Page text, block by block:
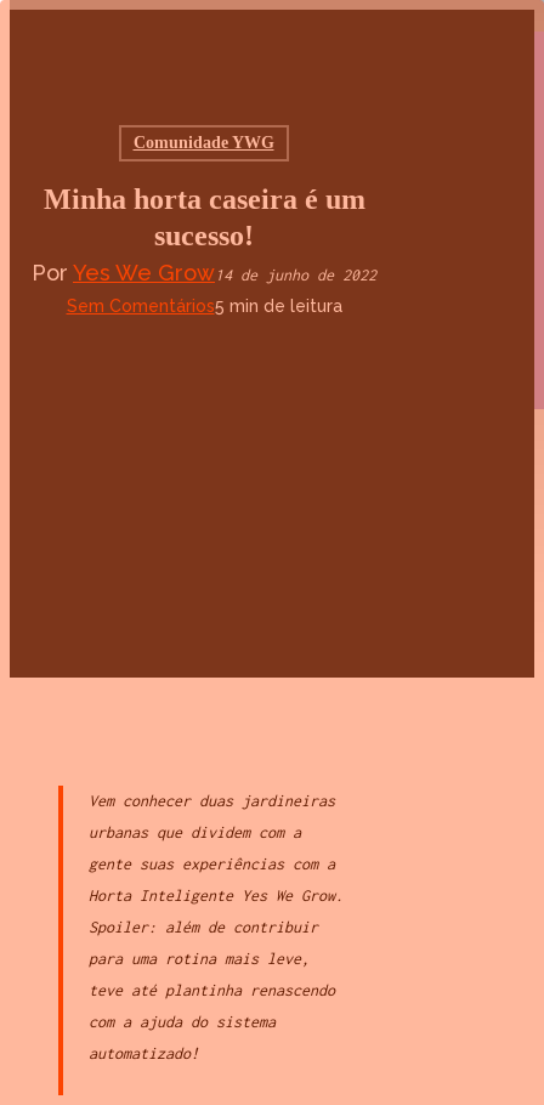
spotify
LOJA
Comunidade YWG
Minha horta caseira é um
sucesso!
Por Yes We Grow 14 de junho de 2022
Sem Comentários5 min de leitura
Vem conhecer duas jardineiras
urbanas que dividem com a
gente suas experiências com a
Horta Inteligente Yes We Grow.
Spoiler: além de contribuir
para uma rotina mais leve,
teve até plantinha renascendo
com a ajuda do sistema
automatizado!